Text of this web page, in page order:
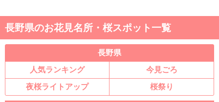
長野県のお花見名所・桜スポット一覧
長野県
人気ランキング 今見ごろ
夜桜ライトアップ 桜祭り